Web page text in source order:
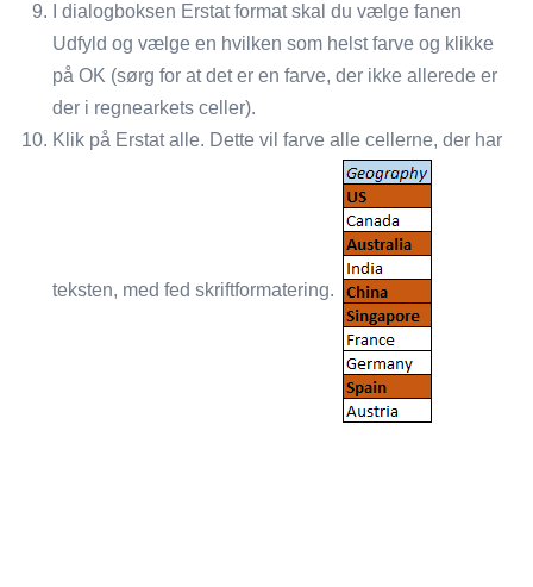
I dialogboksen Erstat format skal du vælge fanen
Udfyld og vælge en hvilken som helst farve og klikke
på OK (sørg for at det er en farve, der ikke allerede er
der i regnearkets celler).
Klik på Erstat alle. Dette vil farve alle cellerne, der har
teksten, med fed skriftformatering.